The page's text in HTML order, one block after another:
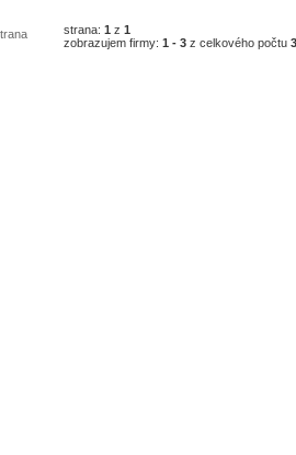
strana: 1 z 1
zobrazujem firmy: 1 - 3 z celkového počtu 3